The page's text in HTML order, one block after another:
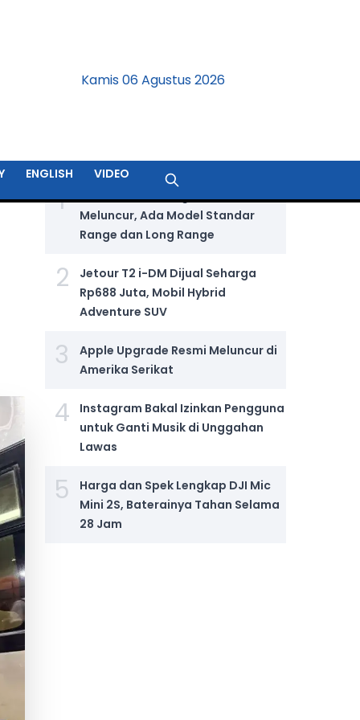
Kamis 06 Agustus 2026
ENGLISH VIDEO
1
GIIAS 2026: Wuling Aira Ev Resmi
Meluncur, Ada Model Standar
Range dan Long Range
2
Jetour T2 i-DM Dijual Seharga
Rp688 Juta, Mobil Hybrid
Adventure SUV
3
Apple Upgrade Resmi Meluncur di
Amerika Serikat
4
Instagram Bakal Izinkan Pengguna
untuk Ganti Musik di Unggahan
Lawas
5
Harga dan Spek Lengkap DJI Mic
Mini 2S, Baterainya Tahan Selama
28 Jam